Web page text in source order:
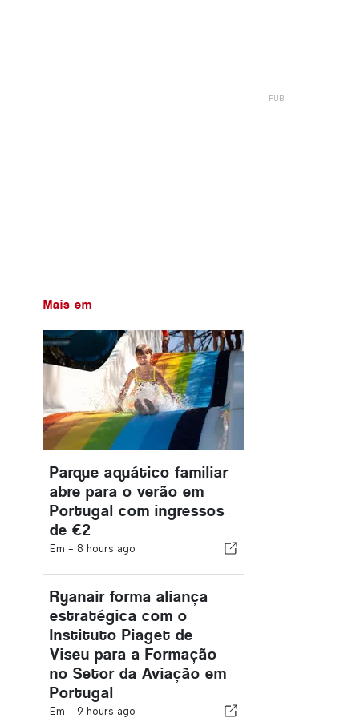
Mais em
Parque aquático familiar
abre para o verão em
Portugal com ingressos
de €2
Em - 8 hours ago
Ryanair forma aliança
estratégica com o
Instituto Piaget de
Viseu para a Formação
no Setor da Aviação em
Portugal
Em - 9 hours ago